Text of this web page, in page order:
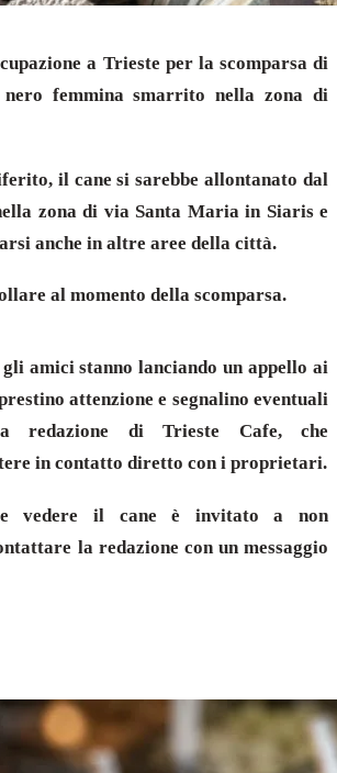
a Trieste per la scomparsa di
femmina smarrito nella zona di
il cane si sarebbe allontanato dal
zona di via Santa Maria in Siaris e
anche in altre aree della città.
al momento della scomparsa.
amici stanno lanciando un appello ai
attenzione e segnalino eventuali
redazione di Trieste Cafe, che
in contatto diretto con i proprietari.
vedere il cane è invitato a non
la redazione con un messaggio